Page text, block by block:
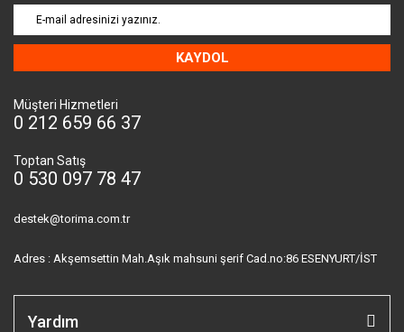
KAYDOL
Müşteri Hizmetleri
0 212 659 66 37
Toptan Satış
0 530 097 78 47
destek@torima.com.tr
Adres : Akşemsettin Mah.Aşık mahsuni şerif Cad.no:86 ESENYURT/İST
Yardım